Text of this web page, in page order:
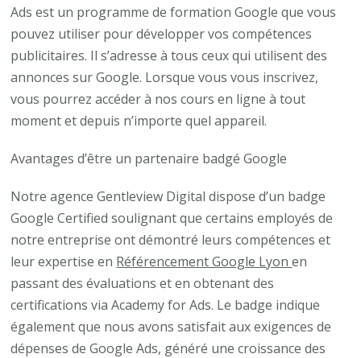
Ads est un programme de formation Google que vous
pouvez utiliser pour développer vos compétences
publicitaires. Il s’adresse à tous ceux qui utilisent des
annonces sur Google. Lorsque vous vous inscrivez,
vous pourrez accéder à nos cours en ligne à tout
moment et depuis n’importe quel appareil.
Avantages d’être un partenaire badgé Google
Notre agence Gentleview Digital dispose d’un badge
Google Certified soulignant que certains employés de
notre entreprise ont démontré leurs compétences et
leur expertise en Référencement Google Lyonen
passant des évaluations et en obtenant des
certifications via Academy for Ads. Le badge indique
également que nous avons satisfait aux exigences de
dépenses de Google Ads, généré une croissance des